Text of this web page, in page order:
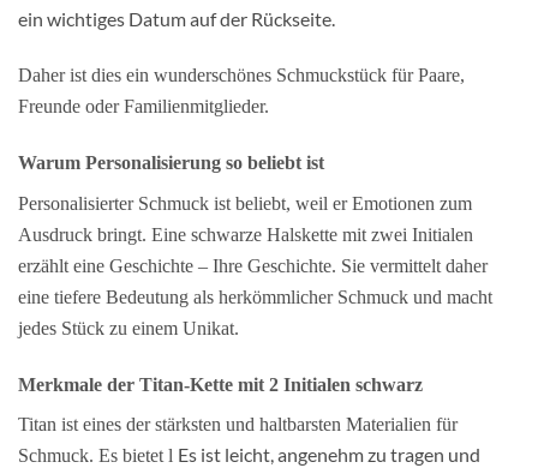
ein wichtiges Datum auf der Rückseite.
Daher ist dies ein wunderschönes Schmuckstück für Paare,
Freunde oder Familienmitglieder.
Warum Personalisierung so beliebt ist
Personalisierter Schmuck ist beliebt, weil er Emotionen zum
Ausdruck bringt. Eine schwarze Halskette mit zwei Initialen
erzählt eine Geschichte – Ihre Geschichte. Sie vermittelt daher
eine tiefere Bedeutung als herkömmlicher Schmuck und macht
jedes Stück zu einem Unikat.
Merkmale der Titan-Kette mit 2 Initialen schwarz
Titan ist eines der stärksten und haltbarsten Materialien für
Schmuck. Es bietet l Es ist leicht, angenehm zu tragen und